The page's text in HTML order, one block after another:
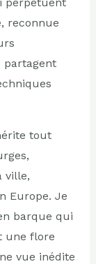
reconnue
partagent
tout
ville,
Europe. Je
barque qui
une flore
vue inédite